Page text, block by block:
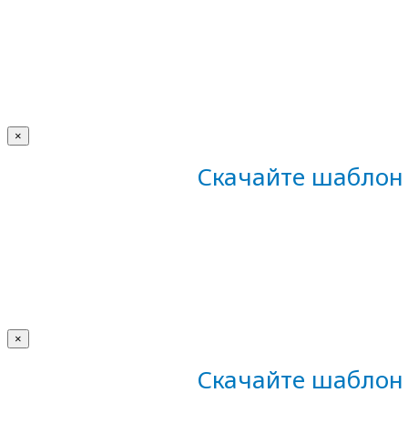
×
Скачайте
×
Скачайте